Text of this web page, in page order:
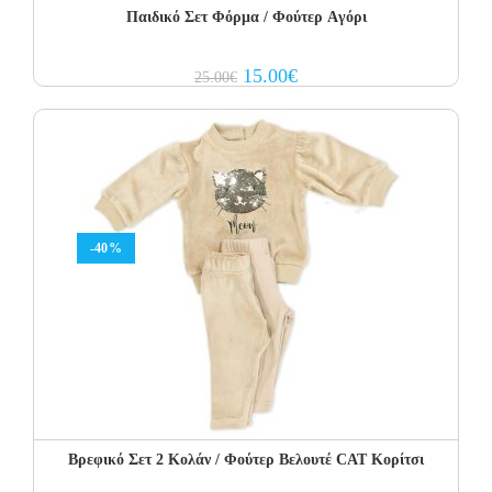
Παιδικό Σετ Φόρμα / Φούτερ Aγόρι
25.00€ Original
price
25.00€.
15.00€Current
price
-40%
Βρεφικό Σετ 2 Κολάν / Φούτερ Βελουτέ CAT Κορίτσι